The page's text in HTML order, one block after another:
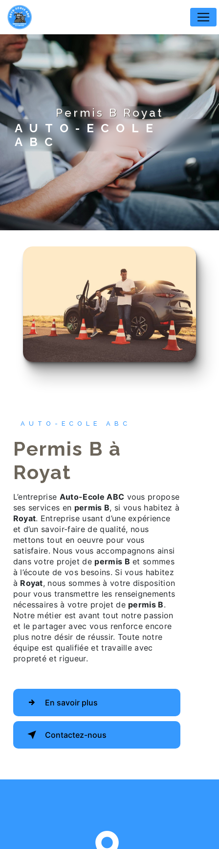
permis B Royat
AUTO-ECOLE
ABC
AUTO-ECOLE ABC
permis B à
Royat
L’entreprise Auto-Ecole ABC vous propose
ses services en permis B, si vous habitez à
Royat. Entreprise usant d’une expérience
et d’un savoir-faire de qualité, nous
mettons tout en oeuvre pour vous
satisfaire. Nous vous accompagnons ainsi
dans votre projet de permis B et sommes
à l’écoute de vos besoins. Si vous habitez
à Royat, nous sommes à votre disposition
pour vous transmettre les renseignements
nécessaires à votre projet de permis B.
Notre métier est avant tout notre passion
et le partager avec vous renforce encore
plus notre désir de réussir. Toute notre
équipe est qualifiée et travaille avec
propreté et rigueur.
En savoir plus
Contactez-nous
Panneau de gestion des cookies